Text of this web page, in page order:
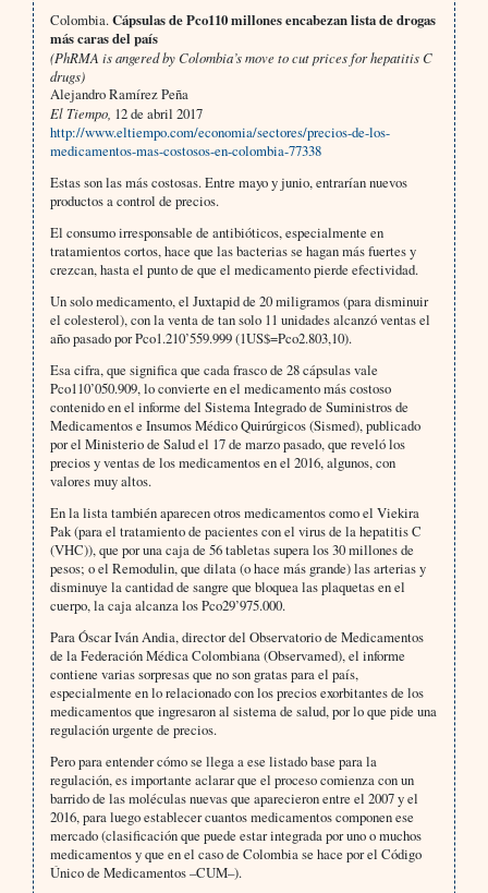
Colombia.Cápsulas de Pco110 millones encabezan lista de drogas
más caras del país
(PhRMA is angered by Colombia’s move to cut prices for hepatitis C
drugs)
Alejandro Ramírez Peña
El Tiempo, 12 de abril 2017
http://www.eltiempo.com/economia/sectores/precios-de-los-
medicamentos-mas-costosos-en-colombia-77338
Estas son las más costosas. Entre mayo y junio, entrarían nuevos
productos a control de precios.
El consumo irresponsable de antibióticos, especialmente en
tratamientos cortos, hace que las bacterias se hagan más fuertes y
crezcan, hasta el punto de que el medicamento pierde efectividad.
Un solo medicamento, el Juxtapid de 20 miligramos (para disminuir
el colesterol), con la venta de tan solo 11 unidades alcanzó ventas el
año pasado por Pco1.210’559.999 (1US$=Pco2.803,10).
Esa cifra, que significa que cada frasco de 28 cápsulas vale
Pco110’050.909, lo convierte en el medicamento más costoso
contenido en el informe del Sistema Integrado de Suministros de
Medicamentos e Insumos Médico Quirúrgicos (Sismed), publicado
por el Ministerio de Salud el 17 de marzo pasado, que reveló los
precios y ventas de los medicamentos en el 2016, algunos, con
valores muy altos.
En la lista también aparecen otros medicamentos como el Viekira
Pak (para el tratamiento de pacientes con el virus de la hepatitis C
(VHC)), que por una caja de 56 tabletas supera los 30 millones de
pesos; o el Remodulin, que dilata (o hace más grande) las arterias y
disminuye la cantidad de sangre que bloquea las plaquetas en el
cuerpo, la caja alcanza los Pco29’975.000.
Para Óscar Iván Andia, director del Observatorio de Medicamentos
de la Federación Médica Colombiana (Observamed), el informe
contiene varias sorpresas que no son gratas para el país,
especialmente en lo relacionado con los precios exorbitantes de los
medicamentos que ingresaron al sistema de salud, por lo que pide una
regulación urgente de precios.
Pero para entender cómo se llega a ese listado base para la
regulación, es importante aclarar que el proceso comienza con un
barrido de las moléculas nuevas que aparecieron entre el 2007 y el
2016, para luego establecer cuantos medicamentos componen ese
mercado (clasificación que puede estar integrada por uno o muchos
medicamentos y que en el caso de Colombia se hace por el Código
Único de Medicamentos –CUM–).